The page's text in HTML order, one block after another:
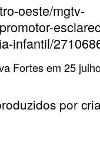
oeste/mgtv-
infantil/
Fortesem 25
por